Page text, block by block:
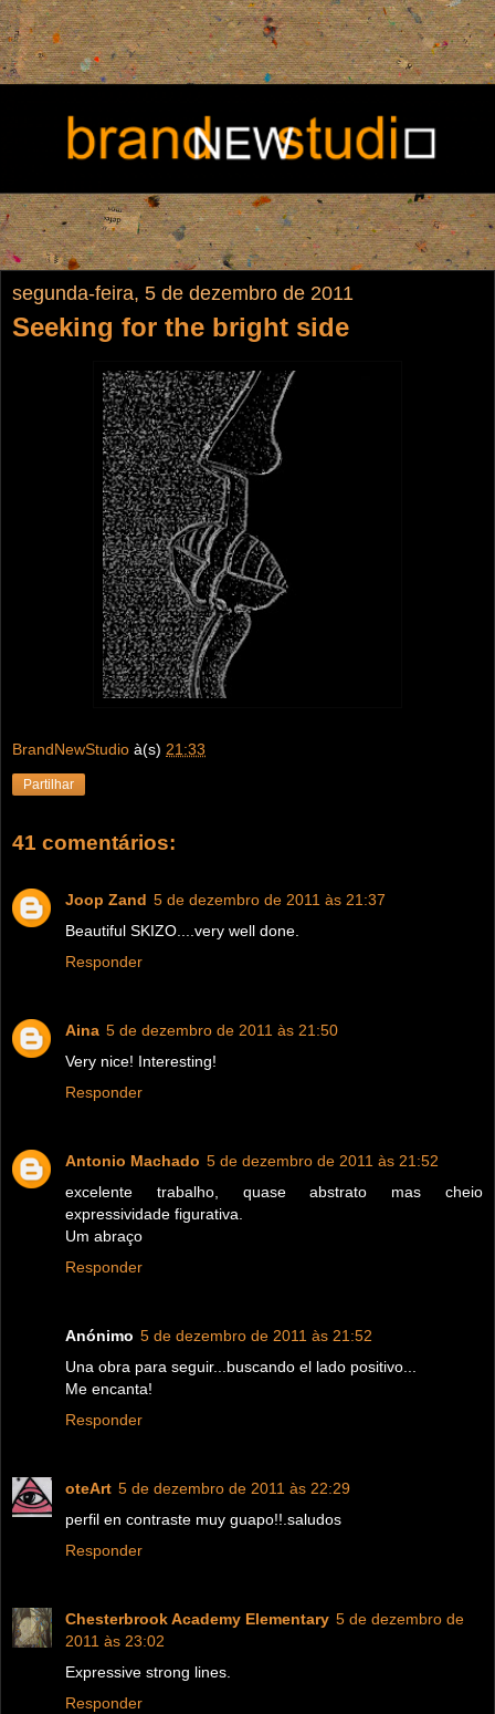
segunda-feira, 5 de dezembro de 2011
Seeking for the bright side
BrandNewStudio à(s) 21:33
Partilhar
41 comentários:
Joop Zand 5 de dezembro de 2011 às 21:37
Beautiful SKIZO....very well done.
Responder
Aina 5 de dezembro de 2011 às 21:50
Very nice! Interesting!
Responder
Antonio Machado 5 de dezembro de 2011 às 21:52
excelente trabalho, quase abstrato mas cheio
expressividade figurativa.
Um abraço
Responder
Anónimo 5 de dezembro de 2011 às 21:52
Una obra para seguir...buscando el lado positivo...
Me encanta!
Responder
oteArt 5 de dezembro de 2011 às 22:29
perfil en contraste muy guapo!!.saludos
Responder
Chesterbrook Academy Elementary 5 de dezembro de
2011 às 23:02
Expressive strong lines.
Responder